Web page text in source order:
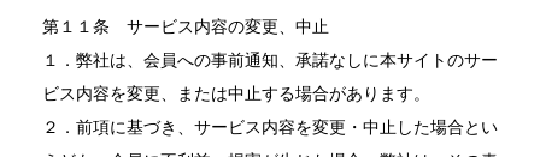
第１１条 サービス内容の変更、中止
１．弊社は、会員への事前通知、承諾なしに本サイトのサー
ビス内容を変更、または中止する場合があります。
２．前項に基づき、サービス内容を変更・中止した場合とい